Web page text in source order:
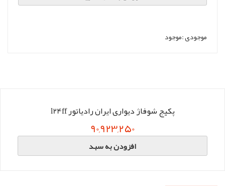
موجودی :موجود
پکیج شوفاژ دیواری ایران رادیاتور l24ff
90,923,250
افزودن به سبد